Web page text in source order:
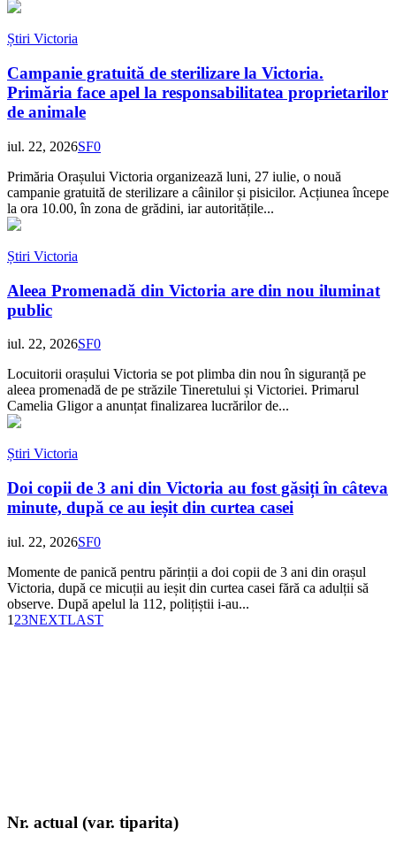
Știri Victoria
Campanie gratuită de sterilizare la Victoria.
Primăria face apel la responsabilitatea proprietarilor
de animale
iul. 22, 2026SF0
Primăria Orașului Victoria organizează luni, 27 iulie, o nouă
campanie gratuită de sterilizare a câinilor și pisicilor. Acțiunea începe
la ora 10.00, în zona de grădini, iar autoritățile...
Știri Victoria
Aleea Promenadă din Victoria are din nou iluminat
public
iul. 22, 2026SF0
Locuitorii orașului Victoria se pot plimba din nou în siguranță pe
aleea promenadă de pe străzile Tineretului și Victoriei. Primarul
Camelia Gligor a anunțat finalizarea lucrărilor de...
Știri Victoria
Doi copii de 3 ani din Victoria au fost găsiți în câteva
minute, după ce au ieșit din curtea casei
iul. 22, 2026SF0
Momente de panică pentru părinții a doi copii de 3 ani din orașul
Victoria, după ce micuții au ieșit din curtea casei fără ca adulții să
observe. După apelul la 112, polițiștii i-au...
1 23NEXTLAST
Nr. actual (var. tiparita)